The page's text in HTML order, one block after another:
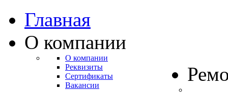
Главная
О компании
О компании
Реквизиты
Сертификаты
Вакансии